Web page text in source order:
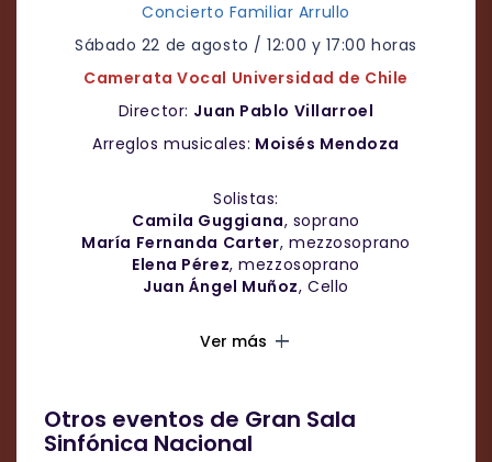
Concierto Familiar Arrullo
Sábado 22 de agosto / 12:00 y 17:00 horas
Camerata Vocal Universidad de Chile
Director: Juan Pablo Villarroel
Arreglos musicales: Moisés Mendoza
Solistas:
Camila Guggiana, soprano
María Fernanda Carter, mezzosoprano
Elena Pérez, mezzosoprano
Juan Ángel Muñoz, Cello
JUNJI
Ver más add
Otros eventos de Gran Sala
Sinfónica Nacional